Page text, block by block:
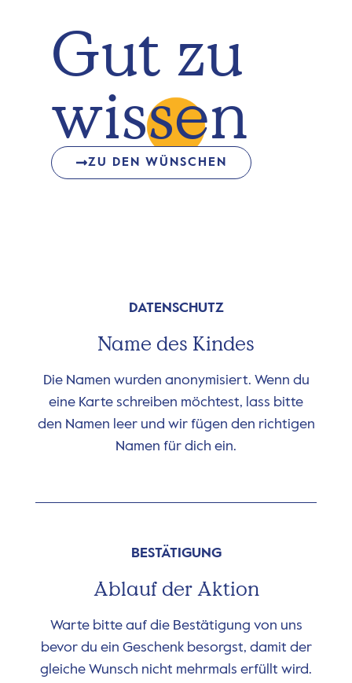
Gut zu
wissen
ZU DEN WÜNSCHEN
DATENSCHUTZ
Name des Kindes
Die Namen wurden anonymisiert. Wenn du
eine Karte schreiben möchtest, lass bitte
den Namen leer und wir fügen den richtigen
Namen für dich ein.
BESTÄTIGUNG
Ablauf der Aktion
Warte bitte auf die Bestätigung von uns
bevor du ein Geschenk besorgst, damit der
gleiche Wunsch nicht mehrmals erfüllt wird.